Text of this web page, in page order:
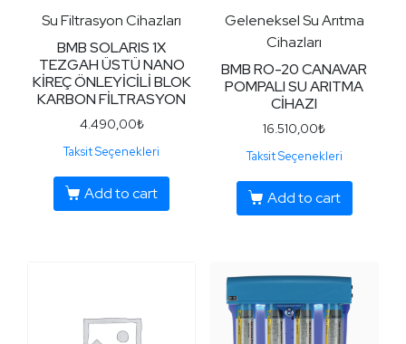
Su Filtrasyon Cihazları
BMB SOLARIS 1X
TEZGAH ÜSTÜ NANO
KİREÇ ÖNLEYİCİLİ BLOK
KARBON FİLTRASYON
4.490,00₺
Taksit Seçenekleri
Add to cart
Geleneksel Su Arıtma
Cihazları
BMB RO-20 CANAVAR
POMPALI SU ARITMA
CİHAZI
16.510,00₺
Taksit Seçenekleri
Add to cart